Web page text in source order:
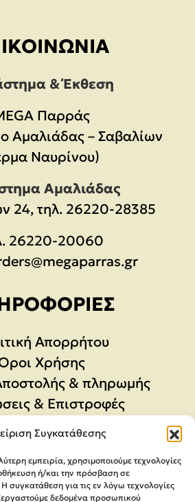
Συγκατάθεσης
εμπειρία, χρησιμοποιούμε τεχνολογίες
ή/και την πρόσβαση σε
για τις εν λόγω τεχνολογίες
δεδομένα προσωπικού
& Έκθεση
Παρράς
Αμαλιάδας – Σαβαλίων
Ναυρίνου)
Αμαλιάδας
24, τηλ. 26220-28385
26220-20060
Απορρήτου
Χρήσης
& πληρωμής
& Επιστροφές
Υπαναχώρησης